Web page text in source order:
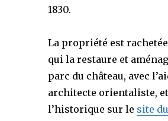
1830.
La propriété est
qui la restaure et
parc du château, avec
architecte orientaliste,
l’historique sur le site